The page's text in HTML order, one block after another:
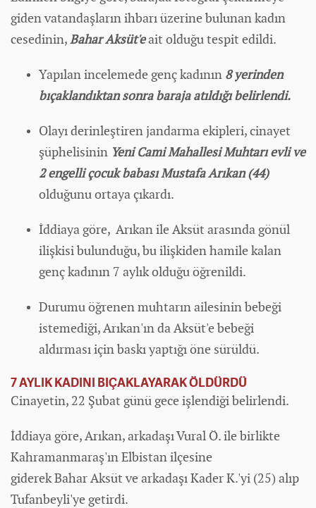
giden vatandaşların ihbarı üzerine bulunankadın
cesedinin,Bahar Aksüt'eait olduğu tespit edildi.
Yapılan incelemede genç kadının 8 yerinden
bıçaklandıktan sonra baraja atıldığı belirlendi.
Olayı derinleştiren jandarma ekipleri, cinayet
şüphelisinin Yeni Cami Mahallesi Muhtarı evli ve
2 engelli çocuk babası Mustafa Arıkan (44)
olduğunu ortaya çıkardı.
İddiaya göre, Arıkan ile Aksüt arasında gönül
ilişkisi bulunduğu, bu ilişkiden hamile kalan
genç kadının 7 aylık olduğu öğrenildi.
Durumu öğrenen muhtarın ailesinin bebeği
istemediği, Arıkan'ın da Aksüt'e bebeği
aldırması için baskı yaptığı öne sürüldü.
7 AYLIK KADINI BIÇAKLAYARAK ÖLDÜRDÜ
Cinayetin, 22 Şubat günü gece işlendiği belirlendi.
İddiaya göre, Arıkan, arkadaşı Vural Ö. ile birlikte
Kahramanmaraş'ın Elbistan ilçesine
giderek Bahar Aksüt ve arkadaşı Kader K.'yi (25) alıp
Tufanbeyli'ye getirdi.